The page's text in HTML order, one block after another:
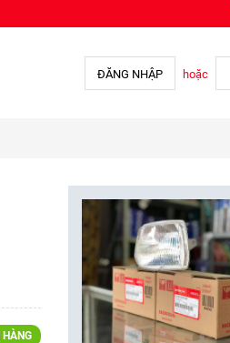
ĐĂNG NHẬP hoặc
HÀNG